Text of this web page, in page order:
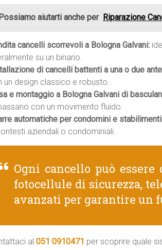
Possiamo aiutarti anche per Riparazione
cancelli scorrevoli a Bologna Galvani:
su un binario.
di cancelli battenti a una o due
un design classico e robusto.
e montaggio a Bologna Galvani di
con un movimento fluido.
automatiche per condomini e stabilimenti
aziendali o condominiali.
Ogni cancello può essere
fotocellule di sicurezza,
avanzati per garantire un
al 051 0910471 per scoprire quale